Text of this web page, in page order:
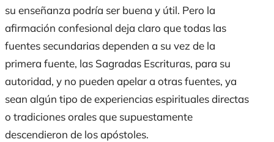
su enseñanza podría ser buena y útil. Pero la
afirmación confesional deja claro que todas las
fuentes secundarias dependen a su vez de la
primera fuente, las Sagradas Escrituras, para su
autoridad, y no pueden apelar a otras fuentes, ya
sean algún tipo de experiencias espirituales directas
o tradiciones orales que supuestamente
descendieron de los apóstoles.